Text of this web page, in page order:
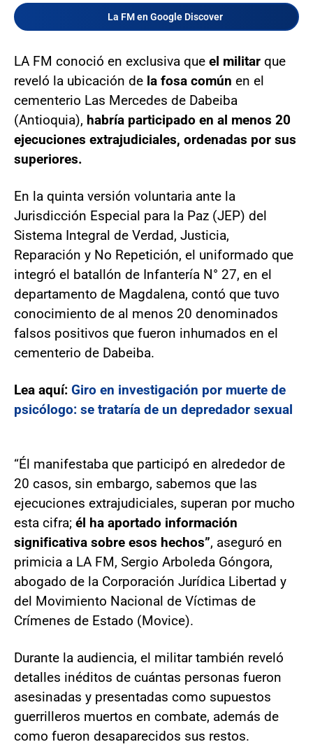
La FM en Google Discover
LA FM conoció en exclusiva que el militar que
reveló la ubicación de la fosa común en el
cementerio Las Mercedes de Dabeiba
(Antioquia), habría participado en al menos 20
ejecuciones extrajudiciales, ordenadas por sus
superiores.
En la quinta versión voluntaria ante la
Jurisdicción Especial para la Paz (JEP) del
Sistema Integral de Verdad, Justicia,
Reparación y No Repetición, el uniformado que
integró el batallón de Infantería N° 27, en el
departamento de Magdalena, contó que tuvo
conocimiento de al menos 20 denominados
falsos positivos que fueron inhumados en el
cementerio de Dabeiba.
Lea aquí: Giro en investigación por muerte de
psicólogo: se trataría de un depredador sexual
“Él manifestaba que participó en alrededor de
20 casos, sin embargo, sabemos que las
ejecuciones extrajudiciales, superan por mucho
esta cifra; él ha aportado información
significativa sobre esos hechos”, aseguró en
primicia a LA FM, Sergio Arboleda Góngora,
abogado de la Corporación Jurídica Libertad y
del Movimiento Nacional de Víctimas de
Crímenes de Estado (Movice).
Durante la audiencia, el militar también reveló
detalles inéditos de cuántas personas fueron
asesinadas y presentadas como supuestos
guerrilleros muertos en combate, además de
como fueron desaparecidos sus restos.